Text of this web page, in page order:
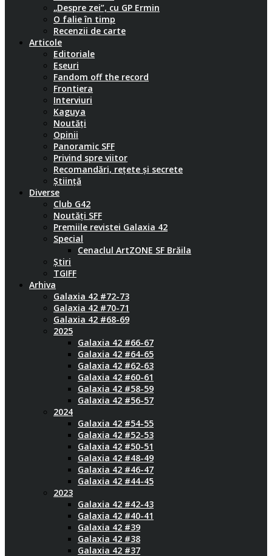
„Despre zei”, cu GP Ermin
O falie în timp
Recenzii de carte
Articole
Editoriale
Eseuri
Fandom off the record
Frontiera
Interviuri
Kaguya
Noutăți
Opinii
Panoramic SFF
Privind spre viitor
Recomandări, rețete și secrete
Știință
Diverse
Club G42
Noutăți SFF
Premiile revistei Galaxia 42
Special
Cenaclul ArtZONE SF Brăila
Știri
TGIFF
Arhiva
Galaxia 42 #72-73
Galaxia 42 #70-71
Galaxia 42 #68-69
2025
Galaxia 42 #66-67
Galaxia 42 #64-65
Galaxia 42 #62-63
Galaxia 42 #60-61
Galaxia 42 #58-59
Galaxia 42 #56-57
2024
Galaxia 42 #54-55
Galaxia 42 #52-53
Galaxia 42 #50-51
Galaxia 42 #48-49
Galaxia 42 #46-47
Galaxia 42 #44-45
2023
Galaxia 42 #42-43
Galaxia 42 #40-41
Galaxia 42 #39
Galaxia 42 #38
Galaxia 42 #37